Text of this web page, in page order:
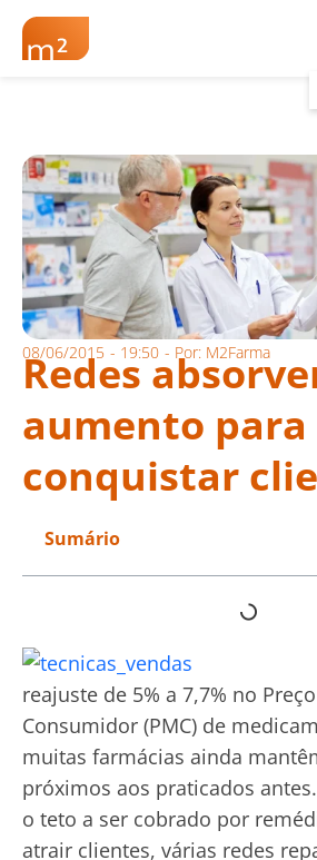
08/06/2015 - 19:50 - Por: M2Farma
Redes
aumento para
conquistar
Sumário
reajuste de 5% a 7,7% no
Consumidor (PMC) de
muitas farmácias ainda
próximos aos praticados
o teto a ser cobrado por
atrair clientes, várias redes